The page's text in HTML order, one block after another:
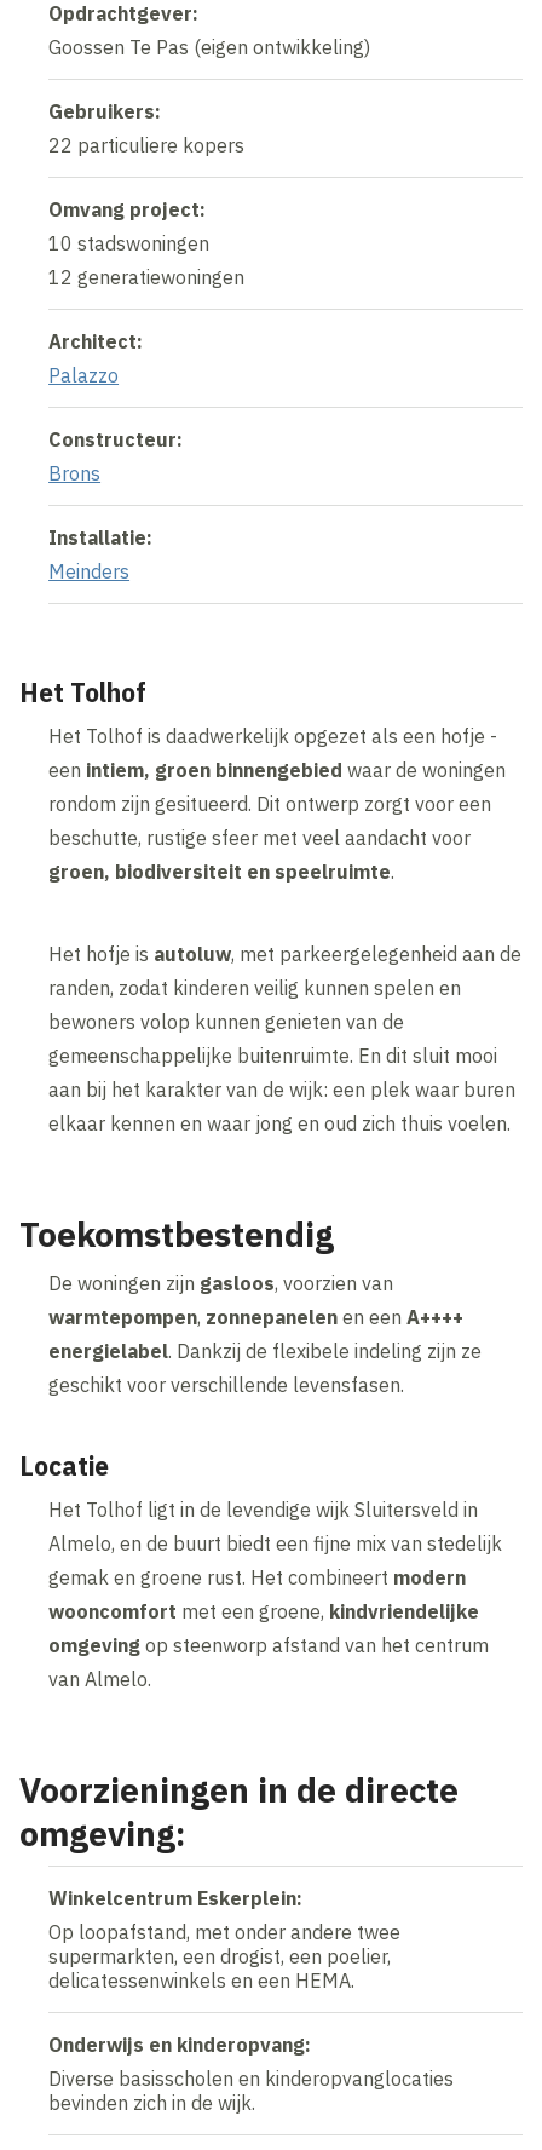
Opdrachtgever:
Goossen Te Pas (eigen ontwikkeling)
Gebruikers:
22 particuliere kopers
Omvang project:
10 stadswoningen
12 generatiewoningen
Architect:
Palazzo
Constructeur:
Brons
Installatie:
Meinders
Het Tolhof
Het Tolhof is daadwerkelijk opgezet als een hofje -
een intiem, groen binnengebied waar de woningen
rondom zijn gesitueerd. Dit ontwerp zorgt voor een
beschutte, rustige sfeer met veel aandacht voor
groen, biodiversiteit en speelruimte.
Het hofje is autoluw, met parkeergelegenheid aan de
randen, zodat kinderen veilig kunnen spelen en
bewoners volop kunnen genieten van de
gemeenschappelijke buitenruimte. En dit sluit mooi
aan bij het karakter van de wijk: een plek waar buren
elkaar kennen en waar jong en oud zich thuis voelen.
Toekomstbestendig
De woningen zijn gasloos, voorzien van
warmtepompen, zonnepanelen en eenA++++
energielabel. Dankzij de flexibele indeling zijn ze
geschikt voor verschillende levensfasen.
Locatie
Het Tolhof ligt in de levendige wijk Sluitersveld in
Almelo, en de buurt biedt een fijne mix van stedelijk
gemak en groene rust. Het combineert modern
wooncomfort met een groene, kindvriendelijke
omgeving op steenworp afstand van het centrum
van Almelo.
Voorzieningen in de directe
omgeving:
Winkelcentrum Eskerplein:
Op loopafstand, met onder andere twee
supermarkten, een drogist, een poelier,
delicatessenwinkels en een HEMA.
Onderwijs en kinderopvang:
Diverse basisscholen en kinderopvanglocaties
bevinden zich in de wijk.